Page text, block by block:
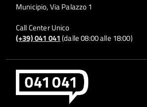
Municipio, Via Palazzo 1
Call Center Unico
(+39) 041 041(dalle 08:00 alle 18:00)